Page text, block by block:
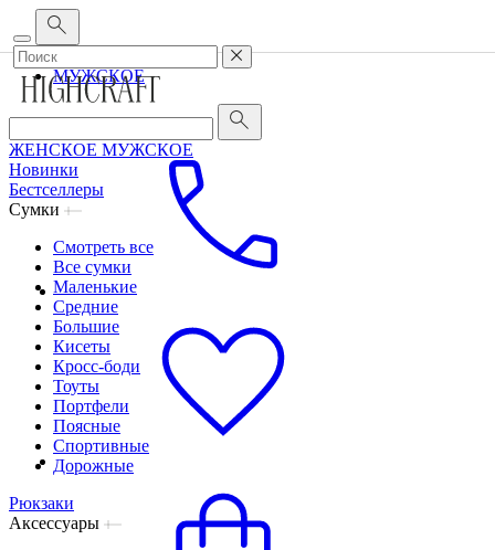
Корпоративным клиентам
ЖЕНСКОЕ
МУЖСКОЕ
ЖЕНСКОЕ МУЖСКОЕ
Новинки
Бестселлеры
Сумки
Смотреть все
Все сумки
Маленькие
Средние
Большие
Кисеты
Кросс-боди
Тоуты
Портфели
Поясные
Спортивные
Дорожные
Рюкзаки
Аксессуары